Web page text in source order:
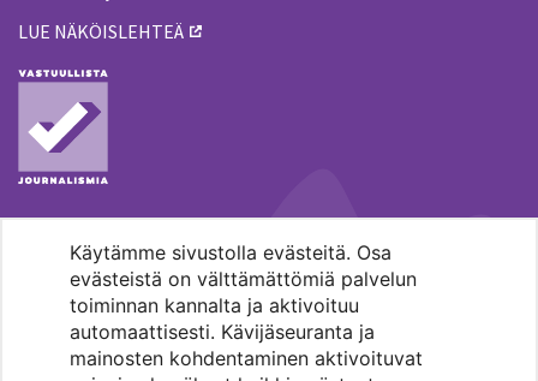
Käytämme sivustolla evästeitä. Osa
evästeistä on välttämättömiä palvelun
toiminnan kannalta ja aktivoituu
automaattisesti. Kävijäseuranta ja
mainosten kohdentaminen aktivoituvat
LUE NÄKÖISLEHTEÄ
MENOHAKU